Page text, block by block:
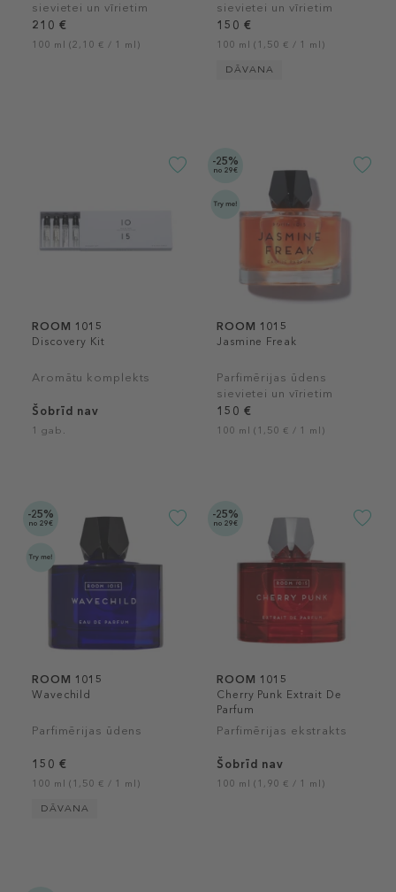
sievietei un vīrietim
210 €
100 ml (2,10 € / 1 ml)
sievietei un vīrietim
150 €
100 ml (1,50 € / 1 ml)
DĀVANA
ROOM 1015
Discovery Kit
Aromātu komplekts
Šobrīd nav
1 gab.
-25%
no 29€
ROOM 1015
Jasmine Freak
Parfimērijas ūdens
sievietei un vīrietim
150 €
100 ml (1,50 € / 1 ml)
-25%
no 29€
ROOM 1015
Wavechild
Parfimērijas ūdens
150 €
100 ml (1,50 € / 1 ml)
DĀVANA
-25%
no 29€
ROOM 1015
Cherry Punk Extrait De
Parfum
Parfimērijas ekstrakts
Šobrīd nav
100 ml (1,90 € / 1 ml)